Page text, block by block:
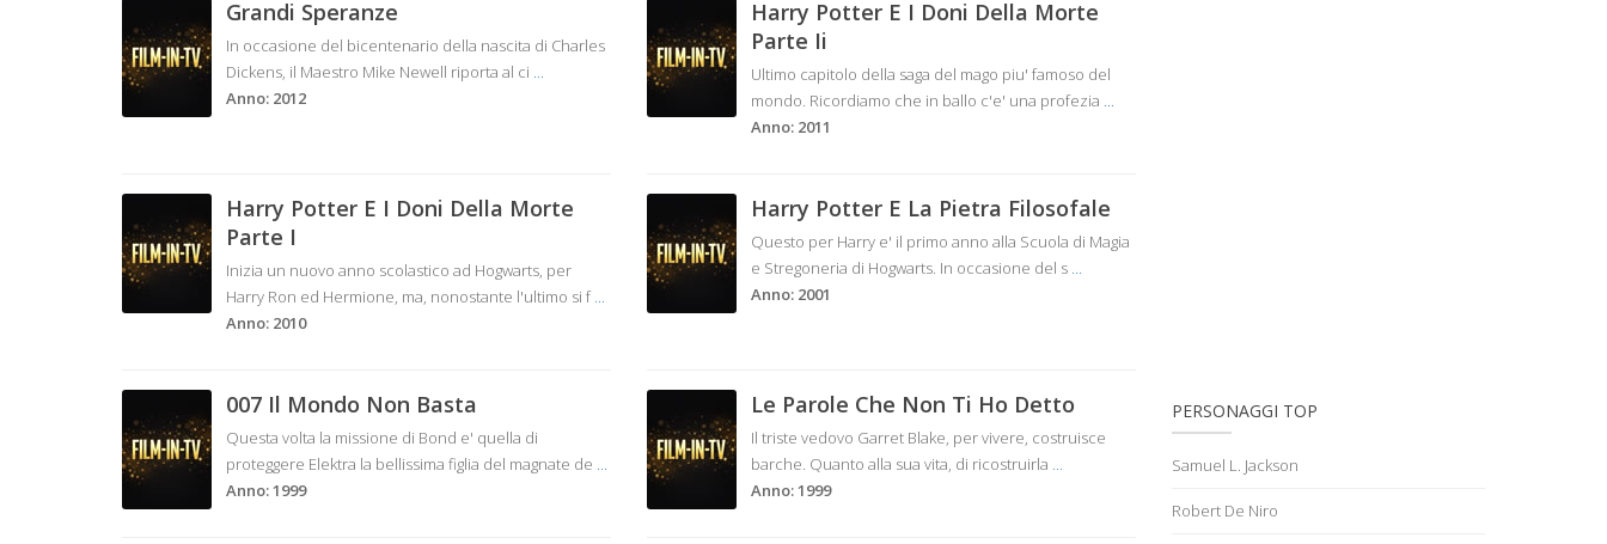
Grandi Speranze
In occasione del bicentenario della nascita di Charles
Dickens, il Maestro Mike Newell riporta al ci ...
Anno: 2012
Harry Potter E I Doni Della Morte
Parte Ii
Ultimo capitolo della saga del mago piu' famoso del
mondo. Ricordiamo che in ballo c'e' una profezia ...
Anno: 2011
Harry Potter E I Doni Della Morte
Parte I
Inizia un nuovo anno scolastico ad Hogwarts, per
Harry Ron ed Hermione, ma, nonostante l'ultimo si f...
Anno: 2010
Harry Potter E La Pietra Filosofale
Questo per Harry e' il primo anno alla Scuola di Magia
e Stregoneria di Hogwarts. In occasione del s ...
Anno: 2001
007 Il Mondo Non Basta
Questa volta la missione di Bond e' quella di
proteggere Elektra la bellissima figlia del magnate de ...
Anno: 1999
Le Parole Che Non Ti Ho Detto
Il triste vedovo Garret Blake, per vivere, costruisce
barche. Quanto alla sua vita, di ricostruirla ...
Anno: 1999
PERSONAGGI TOP
Samuel L. Jackson
Robert De Niro